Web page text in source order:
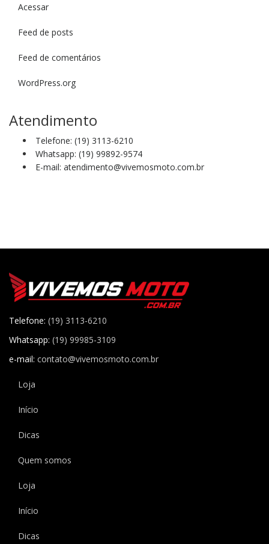
Acessar
Feed de posts
Feed de comentários
WordPress.org
Atendimento
Telefone: (19) 3113-6210
Whatsapp: (19) 99892-9574
E-mail: atendimento@vivemosmoto.com.br
Telefone: (19) 3113-6210
Whatsapp: (19) 99985-3109
e-mail: contato@vivemosmoto.com.br
Loja
Início
Dicas
Quem somos
Loja
Início
Dicas